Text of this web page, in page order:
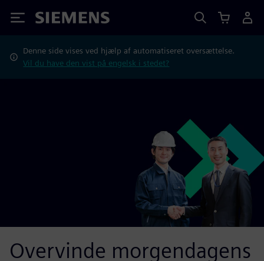
Siemens
Denne side vises ved hjælp af automatiseret oversættelse.
Vil du have den vist på engelsk i stedet?
Overvinde morgendagens